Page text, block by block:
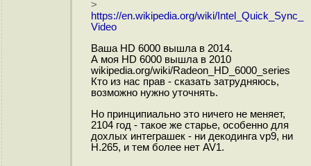
>
https://en.wikipedia.org/wiki/Intel_Quick_Sync_
Video
Ваша HD 6000 вышла в 2014.
А моя HD 6000 вышла в 2010
wikipedia.org/wiki/Radeon_HD_6000_series
Кто из нас прав - сказать затрудняюсь,
возможно нужно уточнять.
Но принципиально это ничего не меняет,
2104 год - такое же старье, особенно для
дохлых интеграшек - ни декодинга vp9, ни
H.265, и тем более нет AV1.